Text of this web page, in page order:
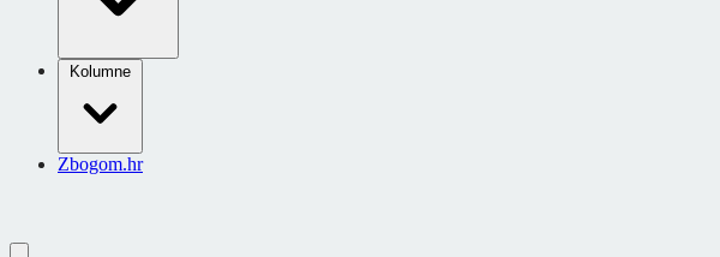
Kolumne
Zbogom.hr